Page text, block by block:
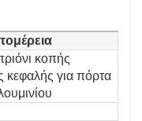
κοπής
κεφαλής για πόρτα